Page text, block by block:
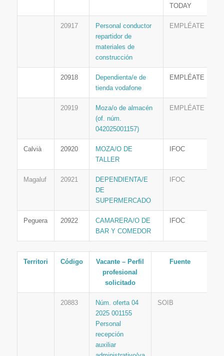
TODAY
20917
Personal conductor
repartidor de
materiales de
construcción
EMPLÉATE
20918
Dependienta/e de
tienda vodafone
EMPLÉATE
20919
Moza/o de almacén
(of. núm.
042025001157)
EMPLÉATE
Calvià 20920
MOZA/O DE
TALLER
IFOC
Magaluf 20921
DEPENDIENTA/E
DE
SUPERMERCADO
IFOC
Peguera 20922
CAMARERA/O DE
BAR Y COMEDOR
IFOC
Territori Código
Vacante – Perfil
profesional
solicitado
Fuente
20883
Núm. oferta 04
2025 001155
Personal
recepción
auxiliar
SOIB